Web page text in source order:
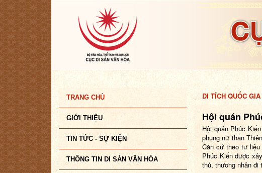
TRANG CHỦ
GIỚI THIỆU
TIN TỨC - SỰ KIỆN
THÔNG TIN DI SẢN VĂN HÓA
DI TÍCH QUỐC GIA
Hội quán
Hội quán Phúc
phụng nữ thần
Căn cứ theo tư
Phúc Kiến được
thủ, thương nhân đi